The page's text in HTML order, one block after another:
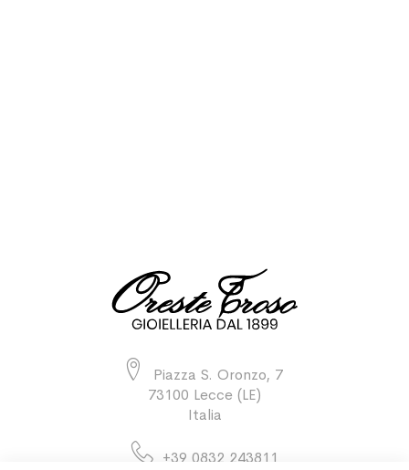
Piazza S. Oronzo, 7
73100 Lecce (LE)
Italia
+39 0832 243811